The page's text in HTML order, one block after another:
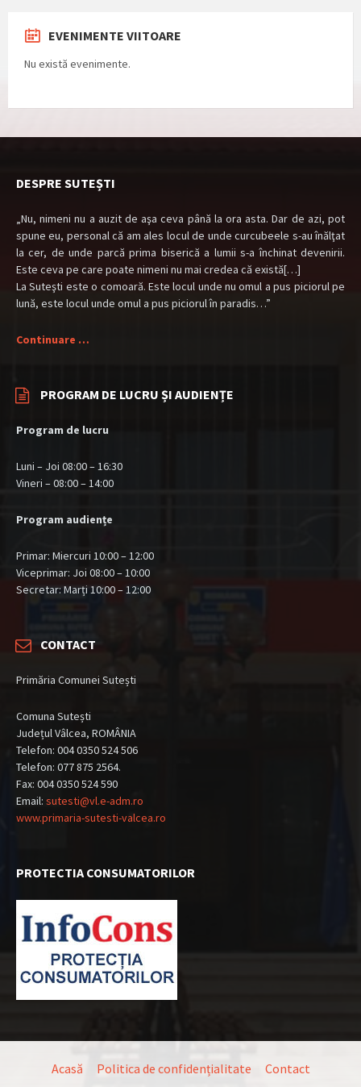
EVENIMENTE VIITOARE
Nu există evenimente.
DESPRE SUTEȘTI
„Nu, nimeni nu a auzit de aşa ceva până la ora asta. Dar de azi, pot
spune eu, personal că am ales locul de unde curcubeele s-au înălţat
la cer, de unde parcă prima biserică a lumii s-a închinat devenirii.
Este ceva pe care poate nimeni nu mai credea că există[…]
La Suteşti este o comoară. Este locul unde nu omul a pus piciorul pe
lună, este locul unde omul a pus piciorul în paradis…”
Continuare …
PROGRAM DE LUCRU ȘI AUDIENȚE
Program de lucru
Luni – Joi 08:00 – 16:30
Vineri – 08:00 – 14:00
Program audiențe
Primar: Miercuri 10:00 – 12:00
Viceprimar: Joi 08:00 – 10:00
Secretar: Marți 10:00 – 12:00
CONTACT
Primăria Comunei Sutești
Comuna Sutești
Județul Vâlcea, ROMÂNIA
Telefon: 004 0350 524 506
Telefon: 077 875 2564.
Fax: 004 0350 524 590
Email: sutesti@vl.e-adm.ro
www.primaria-sutesti-valcea.ro
PROTECTIA CONSUMATORILOR
Acasă Politica de confidențialitate Contact